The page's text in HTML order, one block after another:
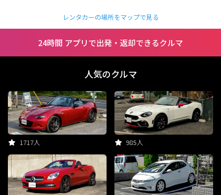
レンタカーの場所をマップで見る
24時間 アプリで出発・返却できるクルマ
人気のクルマ
1717人 985人